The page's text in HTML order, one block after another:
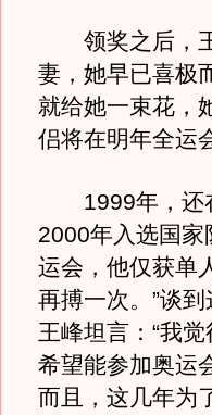
领奖之后，王
妻，她早已喜极
就给她一束花，
侣将在明年全运
1999年，还在
2000年入选国家
运会，他仅获单
再搏一次。”谈
王峰坦言：“我
希望能参加奥运
而且，这几年为